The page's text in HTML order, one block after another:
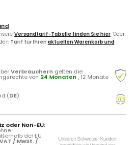
Versandtarif-Tabelle finden Sie hier. Oder
Tarif für Ihren aktuellen Warenkorb und
Verbrauchern gelten die
von 24 Monaten , 12 Monate
(DE)
oder Non-EU:
der EU
/ MwSt. /